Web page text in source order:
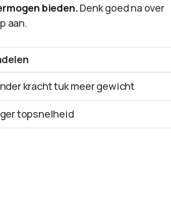
bieden.Denk goed na over
aan.
kracht tuk meer gewicht
topsnelheid